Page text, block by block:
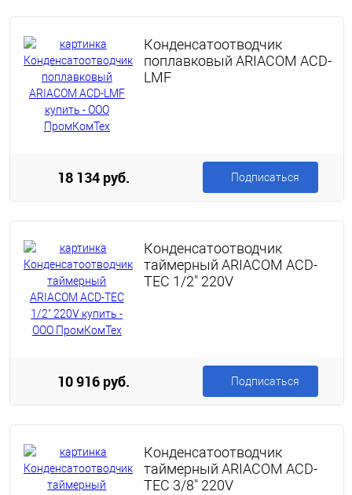
Конденсатоотводчик
поплавковый ARIACOM ACD-
LMF
18 134 руб. Подписаться
Конденсатоотводчик
таймерный ARIACOM ACD-
TEC 1/2" 220V
10 916 руб. Подписаться
Конденсатоотводчик
таймерный ARIACOM ACD-
TEC 3/8" 220V